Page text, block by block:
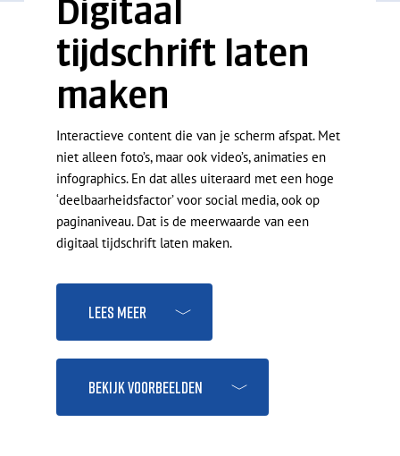
Digitaal
tijdschrift laten
maken
Interactieve content die van je scherm afspat. Met
niet alleen foto’s, maar ook video’s, animaties en
infographics. En dat alles uiteraard met een hoge
‘deelbaarheidsfactor’ voor social media, ook op
paginaniveau. Dat is de meerwaarde van een
digitaal tijdschrift laten maken.
Lees meer
Bekijk voorbeelden